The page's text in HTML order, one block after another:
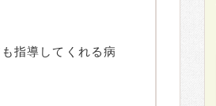
指導してくれる病